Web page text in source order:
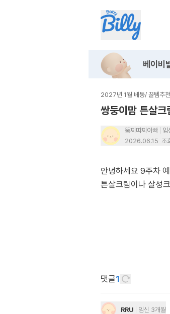
베이비
2027년 1월 베동/ 꿀템추천
쌍둥이맘 튼살크
뚬찌따찌아빠
임
2026.06.15 조
안녕하세요 9주차
튼살크림이나 살성
댓글1
RRU 임신 3개월